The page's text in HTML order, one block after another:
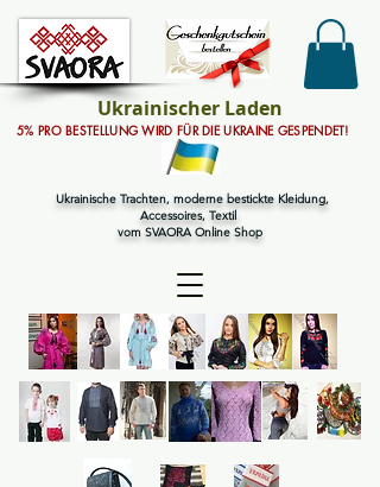
Ukrainische Trachten, moderne bestickte Kleidung,
Accessoires, Textil
vom SVAORA Online Shop
5% PRO BESTELLUNG WIRD FÜR DIE UKRAINE GESPENDET!
Ukrainischer Laden